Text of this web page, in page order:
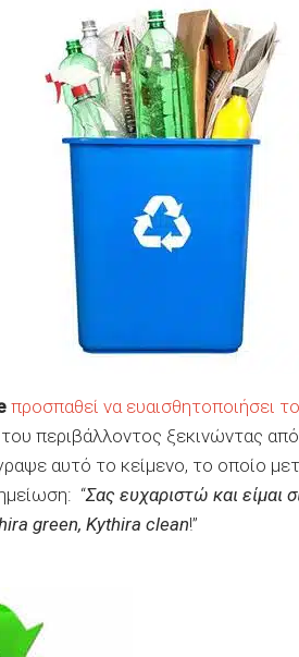
προσπαθεί να ευαισθητοποιήσει
περιβάλλοντος ξεκινώντας
αυτό το κείμενο, το οποίο
“Σας ευχαριστώ και είμαι
green, Kythira clean!”